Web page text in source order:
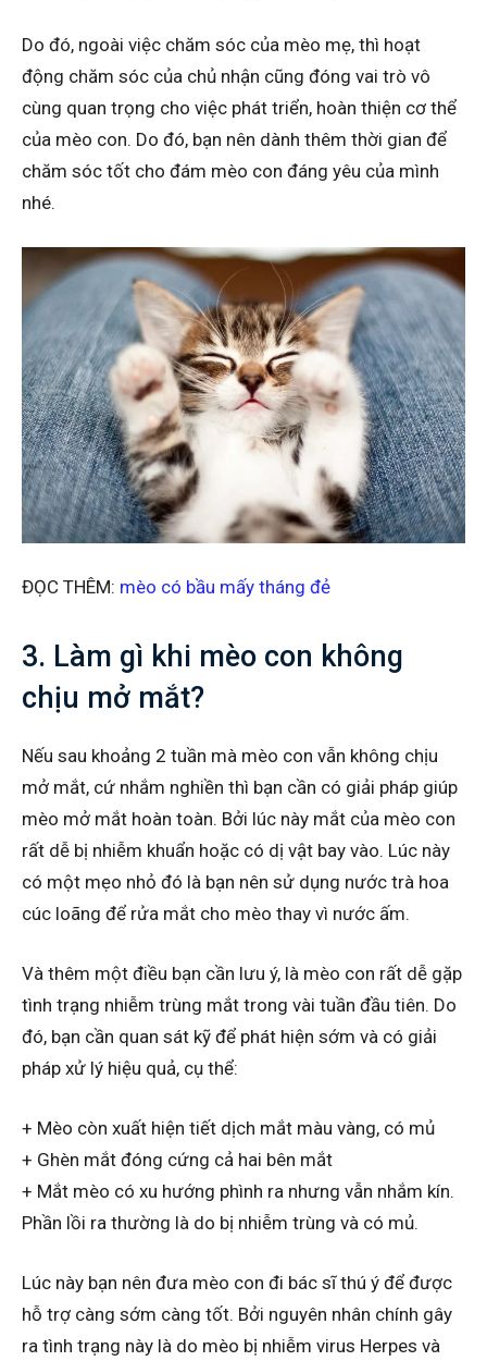
Do đó, ngoài việc chăm sóc của mèo mẹ, thì hoạt
động chăm sóc của chủ nhận cũng đóng vai trò vô
cùng quan trọng cho việc phát triển, hoàn thiện cơ thể
của mèo con. Do đó, bạn nên dành thêm thời gian để
chăm sóc tốt cho đám mèo con đáng yêu của mình
nhé.
ĐỌC THÊM: mèo có bầu mấy tháng đẻ
3. Làm gì khi mèo con không
chịu mở mắt?
Nếu sau khoảng 2 tuần mà mèo con vẫn không chịu
mở mắt, cứ nhắm nghiền thì bạn cần có giải pháp giúp
mèo mở mắt hoàn toàn. Bởi lúc này mắt của mèo con
rất dễ bị nhiễm khuẩn hoặc có dị vật bay vào. Lúc này
có một mẹo nhỏ đó là bạn nên sử dụng nước trà hoa
cúc loãng để rửa mắt cho mèo thay vì nước ấm.
Và thêm một điều bạn cần lưu ý, là mèo con rất dễ gặp
tình trạng nhiễm trùng mắt trong vài tuần đầu tiên. Do
đó, bạn cần quan sát kỹ để phát hiện sớm và có giải
pháp xử lý hiệu quả, cụ thể:
+ Mèo còn xuất hiện tiết dịch mắt màu vàng, có mủ
+ Ghèn mắt đóng cứng cả hai bên mắt
+ Mắt mèo có xu hướng phình ra nhưng vẫn nhắm kín.
Phần lồi ra thường là do bị nhiễm trùng và có mủ.
Lúc này bạn nên đưa mèo con đi bác sĩ thú ý để được
hỗ trợ càng sớm càng tốt. Bởi nguyên nhân chính gây
ra tình trạng này là do mèo bị nhiễm virus Herpes và